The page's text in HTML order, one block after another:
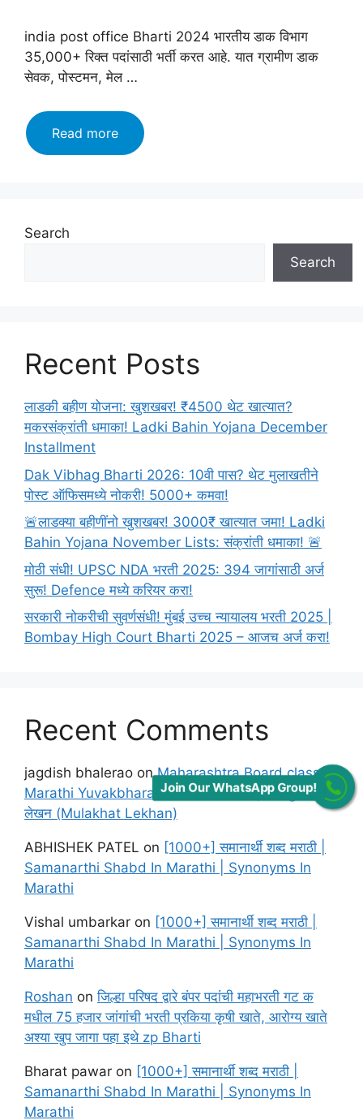
india post office Bharti 2024 भारतीय डाक विभाग
35,000+ रिक्त पदांसाठी भर्ती करत आहे. यात ग्रामीण डाक
सेवक, पोस्टमन, मेल …
Read moreindia
post
स्टाफ
आणि
ड्रायव्हर
करा
थेट
येथे
अर्ज!35,000+
जागा
रिक्त!!
Search
Search
Recent Posts
लाडकी बहीण योजना: खुशखबर! ₹4500 थेट खात्यात?
मकरसंक्रांती धमाका! Ladki Bahin Yojana December
Installment
Dak Vibhag Bharti 2026: 10वी पास? थेट मुलाखतीने
पोस्ट ऑफिसमध्ये नोकरी! 5000+ कमवा!
🚨लाडक्या बहीणींनो खुशखबर! 3000₹ खात्यात जमा! Ladki
Bahin Yojana November Lists: संक्रांती धमाका! 🚨
मोठी संधी! UPSC NDA भरती 2025: 394 जागांसाठी अर्ज
सुरू! Defence मध्ये करियर करा!
सरकारी नोकरीची सुवर्णसंधी! मुंबई उच्च न्यायालय भरती 2025 |
Bombay High Court Bharti 2025 – आजच अर्ज करा!
Recent Comments
jagdish bhalerao onMaharashtra Board class 12
Marathi Yuvakbharati Solutions Chapter मुलाखत
लेखन (Mulakhat Lekhan)
ABHISHEK PATEL on [1000+] समानार्थी शब्द मराठी |
Samanarthi Shabd In Marathi | Synonyms In
Marathi
Vishal umbarkar on [1000+] समानार्थी शब्द मराठी |
Samanarthi Shabd In Marathi | Synonyms In
Marathi
Roshan onजिल्हा परिषद द्वारे बंपर पदांची महाभरती गट क
मधील 75 हजार जांगांची भरती प्रकिया कृषी खाते, आरोग्य खाते
अश्या खुप जागा पहा इथे zp Bharti
Bharat pawar on [1000+] समानार्थी शब्द मराठी |
Samanarthi Shabd In Marathi | Synonyms In
Marathi
Join Our WhatsApp Group!